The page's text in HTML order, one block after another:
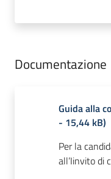
Documentazione
Guida alla
- 15,44 kB)
Per la
all’Iinvito di